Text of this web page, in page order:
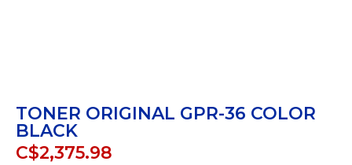
TONER ORIGINAL GPR-36 COLOR
BLACK
C$2,375.98